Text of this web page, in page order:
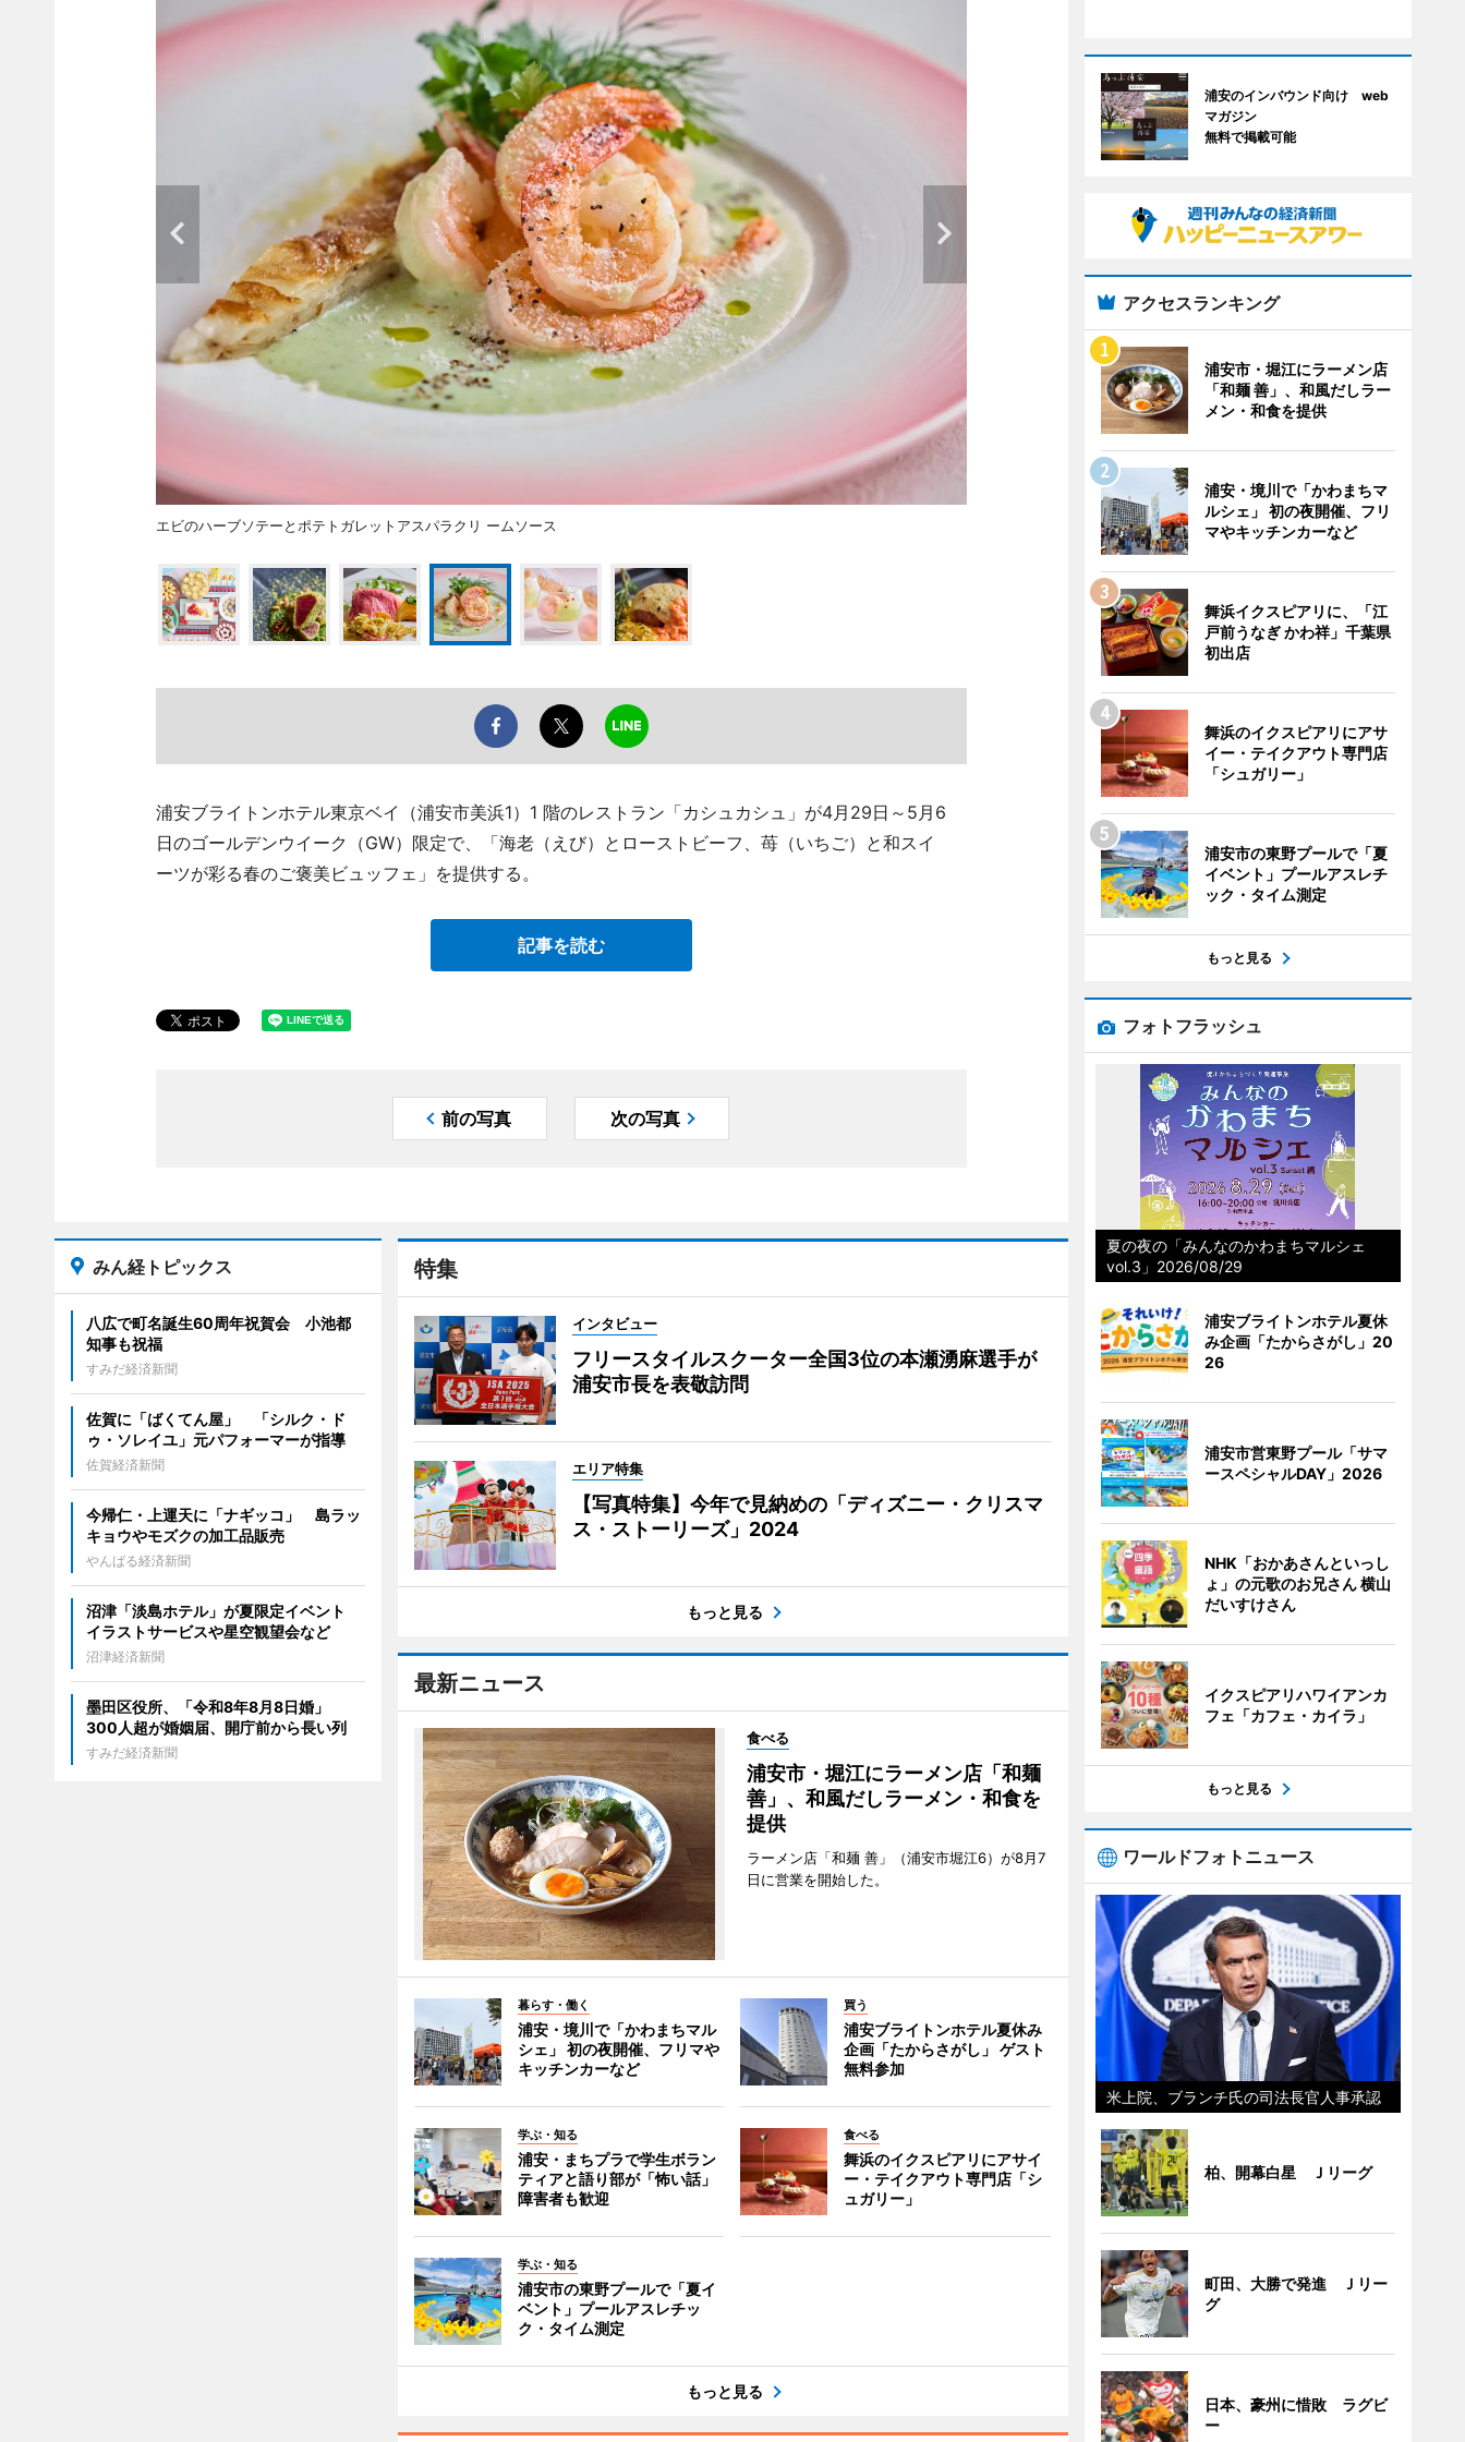
エビのハーブソテーとポテトガレットアスパラクリ ームソース
浦安ブライトンホテル東京ベイ（浦安市美浜1）1 階のレストラン「カシュカシュ」が4月29日～5月6
日のゴールデンウイーク（GW）限定で、「海老（えび）とローストビーフ、苺（いちご）と和スイ
ーツが彩る春のご褒美ビュッフェ」を提供する。
記事を読む
前の写真 次の写真
特集
インタビュー
フリースタイルスクーター全国3位の本瀬湧麻選手が
浦安市長を表敬訪問
エリア特集
【写真特集】今年で見納めの「ディズニー・クリスマ
ス・ストーリーズ」2024
もっと見る
最新ニュース
食べる
浦安市・堀江にラーメン店「和麺
善」、和風だしラーメン・和食を
提供
ラーメン店「和麺 善」（浦安市堀江6）が8月7
日に営業を開始した。
暮らす・働く
浦安・境川で「かわまちマル
シェ」 初の夜開催、フリマや
キッチンカーなど
買う
浦安ブライトンホテル夏休み
企画「たからさがし」 ゲスト
無料参加
学ぶ・知る
浦安・まちプラで学生ボラン
ティアと語り部が「怖い話」
障害者も歓迎
食べる
舞浜のイクスピアリにアサイ
ー・テイクアウト専門店「シ
ュガリー」
学ぶ・知る
浦安市の東野プールで「夏イ
ベント」プールアスレチッ
ク・タイム測定
もっと見る
みん経トピックス
八広で町名誕生60周年祝賀会 小池都
知事も祝福
すみだ経済新聞
佐賀に「ばくてん屋」 「シルク・ド
ゥ・ソレイユ」元パフォーマーが指導
佐賀経済新聞
今帰仁・上運天に「ナギッコ」 島ラッ
キョウやモズクの加工品販売
やんばる経済新聞
沼津「淡島ホテル」が夏限定イベント
イラストサービスや星空観望会など
沼津経済新聞
墨田区役所、「令和8年8月8日婚」
300人超が婚姻届、開庁前から長い列
すみだ経済新聞
浦安のインバウンド向け web
マガジン
無料で掲載可能
アクセスランキング
浦安市・堀江にラーメン店
「和麺 善」、和風だしラー
メン・和食を提供
浦安・境川で「かわまちマ
ルシェ」 初の夜開催、フリ
マやキッチンカーなど
舞浜イクスピアリに、「江
戸前うなぎ かわ祥」千葉県
初出店
舞浜のイクスピアリにアサ
イー・テイクアウト専門店
「シュガリー」
浦安市の東野プールで「夏
イベント」プールアスレチ
ック・タイム測定
もっと見る
フォトフラッシュ
夏の夜の「みんなのかわまちマルシェ
vol.3」2026/08/29
浦安ブライトンホテル夏休
み企画「たからさがし」20
26
浦安市営東野プール「サマ
ースペシャルDAY」2026
NHK「おかあさんといっし
ょ」の元歌のお兄さん 横山
だいすけさん
イクスピアリハワイアンカ
フェ「カフェ・カイラ」
もっと見る
ワールドフォトニュース
米上院、ブランチ氏の司法長官人事承認
柏、開幕白星 Ｊリーグ
町田、大勝で発進 Ｊリー
グ
日本、豪州に惜敗 ラグビ
ー